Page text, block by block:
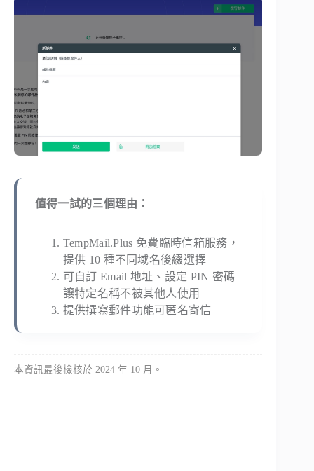
值得一試的三個理由：
TempMail.Plus 免費臨時信箱服務，
提供 10 種不同域名後綴選擇
可自訂 Email 地址、設定 PIN 密碼
讓特定名稱不被其他人使用
提供撰寫郵件功能可匿名寄信
本資訊最後檢核於 2024 年 10 月。